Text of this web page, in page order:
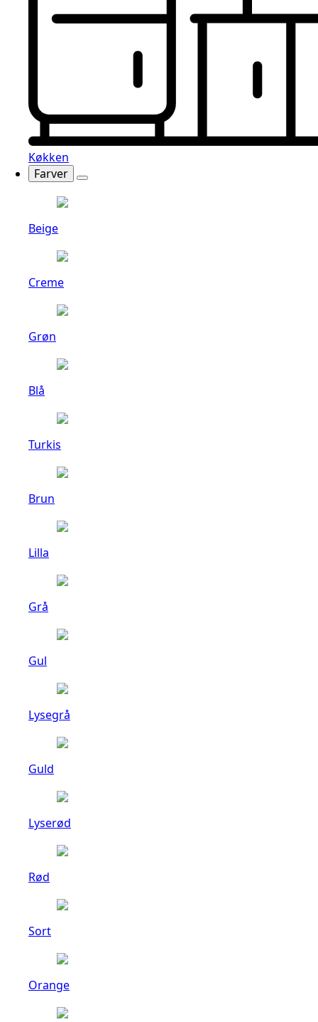
Køkken
Farver
Beige
Creme
Grøn
Blå
Turkis
Brun
Lilla
Grå
Gul
Lysegrå
Guld
Lyserød
Rød
Sort
Orange